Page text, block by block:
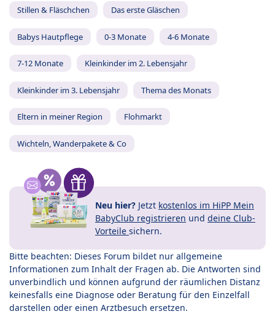
Stillen & Fläschchen Das erste Gläschen
Babys Hautpflege 0-3 Monate 4-6 Monate
7-12 Monate Kleinkinder im 2. Lebensjahr
Kleinkinder im 3. Lebensjahr Thema des Monats
Eltern in meiner Region Flohmarkt
Wichteln, Wanderpakete & Co
Neu hier? Jetzt kostenlos im HiPP Mein
BabyClub registrieren und deine Club-
Vorteile sichern.
Bitte beachten: Dieses Forum bildet nur allgemeine
Informationen zum Inhalt der Fragen ab. Die Antworten sind
unverbindlich und können aufgrund der räumlichen Distanz
keinesfalls eine Diagnose oder Beratung für den Einzelfall
darstellen oder einen Arztbesuch ersetzen.